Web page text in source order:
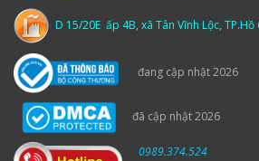
D 15/20E ấp 4B, xã Tân Vĩnh Lộc, TP.Hồ
đang cập nhật 2026
đã cập nhật 2026
0989.374.524